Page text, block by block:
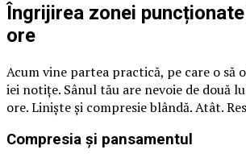
Îngrijirea zonei
ore
Acum vine partea practică, pe care o să
iei notițe. Sânul tău are nevoie de două
ore. Liniște și compresie blândă. Atât.
Compresia și pansamentul